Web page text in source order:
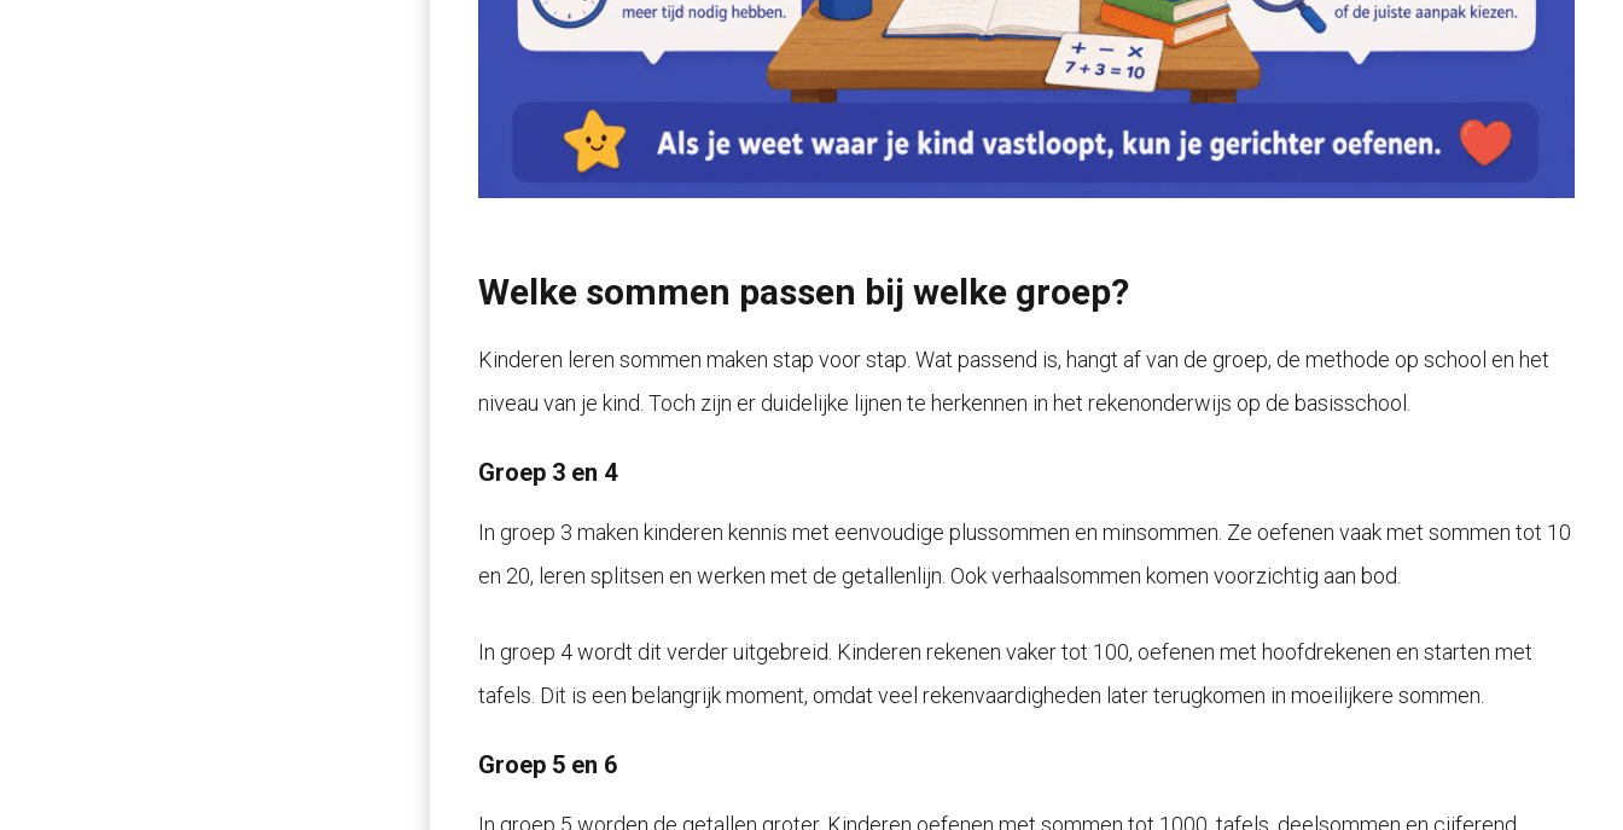
Welke sommen passen bij welke groep?
Kinderen leren sommen maken stap voor stap. Wat passend is, hangt af van de groep, de methode op school en het
niveau van je kind. Toch zijn er duidelijke lijnen te herkennen in het rekenonderwijs op de basisschool.
Groep 3 en 4
In groep 3 maken kinderen kennis met eenvoudige plussommen en minsommen. Ze oefenen vaak met sommen tot 10
en 20, leren splitsen en werken met de getallenlijn. Ook verhaalsommen komen voorzichtig aan bod.
In groep 4 wordt dit verder uitgebreid. Kinderen rekenen vaker tot 100, oefenen met hoofdrekenen en starten met
tafels. Dit is een belangrijk moment, omdat veel rekenvaardigheden later terugkomen in moeilijkere sommen.
Groep 5 en 6
In groep 5 worden de getallen groter. Kinderen oefenen met sommen tot 1000, tafels, deelsommen en cijferend